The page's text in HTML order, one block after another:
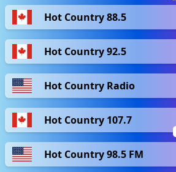
Hot Country 88.5
Hot Country 92.5
Hot Country Radio
Hot Country 107.7
Hot Country 98.5 FM